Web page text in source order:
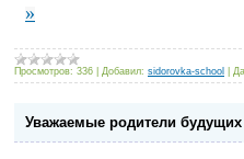
»
Просмотров: 336 Добавил: sidorovka-school
Уважаемые родители